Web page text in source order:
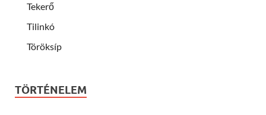
Tekerő
Tilinkó
Töröksíp
TÖRTÉNELEM